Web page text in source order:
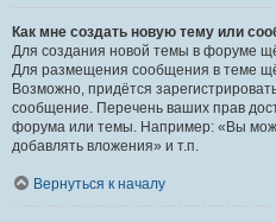
Как мне создать новую тему или
Для создания новой темы в форуме
Для размещения сообщения в теме
Возможно, придётся
сообщение. Перечень ваших прав
форума или темы. Например: «Вы
добавлять вложения» и т.п.
Вернуться к началу